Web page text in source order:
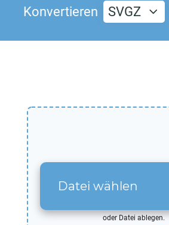
Konvertieren SVGZ
Datei wählen
oder Datei ablegen.